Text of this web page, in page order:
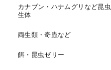
カナブン・ハナムグリなど昆虫
生体
両生類・奇蟲など
餌・昆虫ゼリー